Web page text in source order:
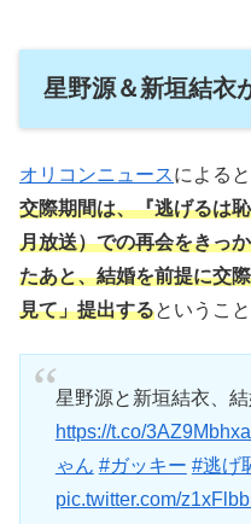
星野源＆新垣結衣
オリコンニュースによると
交際期間は、『逃げるは
月放送）での再会をきっ
たあと、結婚を前提に交
見て」提出するということ
星野源と新垣結衣、
https://t.co/
ゃん #ガッキー #逃げ
pic.twitter.com/